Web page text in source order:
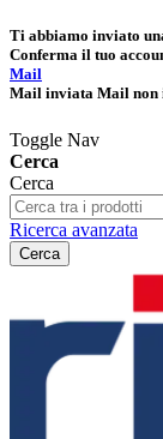
Ti abbiamo inviato
Conferma il tuo
Mail
Mail inviata Mail non
Toggle Nav
Cerca
Cerca
Ricerca avanzata
Cerca